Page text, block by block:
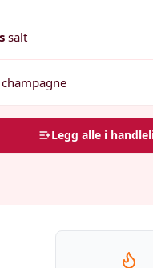
salt
champagne
Legg alle i